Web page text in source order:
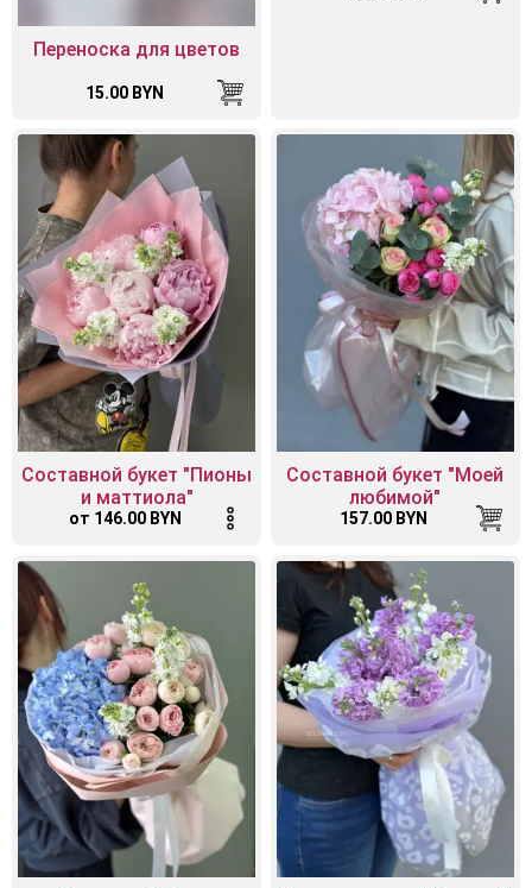
Переноска для цветов
15.00 BYN
Составной букет "Пионы
и маттиола"
от 146.00 BYN
Составной букет "Моей
любимой"
157.00 BYN